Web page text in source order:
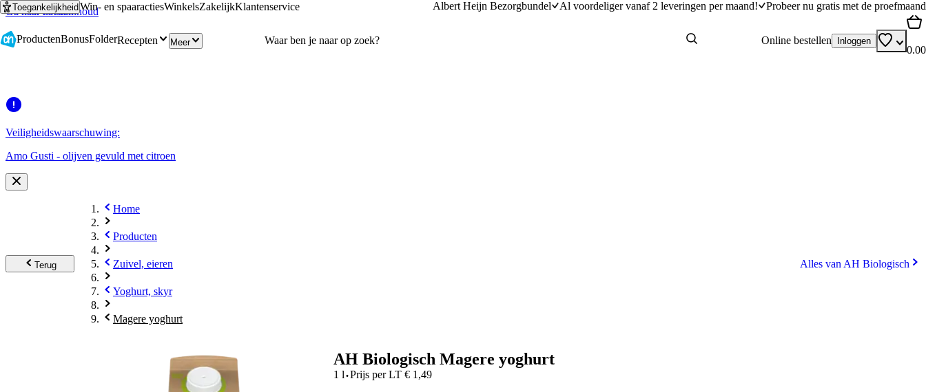
Ga naar hoofdinhoud
Ga naar zoeken
ToegankelijkheidWin- en spaaractiesWinkelsZakelijkKlantenservice Albert Heijn Bezorgbundel Al voordeliger vanaf 2 leveringen per maand! Probeer nu gratis met de proefmaand
ProductenBonusFolderRecepten Meer Online bestellen Inloggen
0.00
Veiligheidswaarschuwing:
Amo Gusti - olijven gevuld met citroen
Terug
Home
Producten
Zuivel, eieren
Yoghurt, skyr
Magere yoghurt
Alles van AH Biologisch
AH Biologisch Magere yoghurt
1 l·Prijs per LT€ 1,49